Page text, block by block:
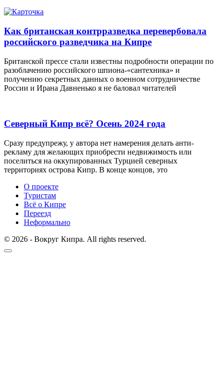
Как британская контрразведка перевербовала
российского разведчика на Кипре
Британской прессе стали известны подробности операции по
разоблачению российского шпиона-«сантехника» и
получению секретных данных о военном сотрудничестве
России и Ирана Давненько я не баловал читателей
Северный Кипр всё? Осень 2024 года
Сразу предупрежу, у автора нет намерения делать анти-
рекламу для желающих приобрести недвижимость или
поселиться на оккупированных Турцией северных
территориях острова Кипр. В конце концов, это
О проекте
Туристам
Всё о Кипре
Переезд
Неформально
© 2026 - Вокруг Кипра. All rights reserved.